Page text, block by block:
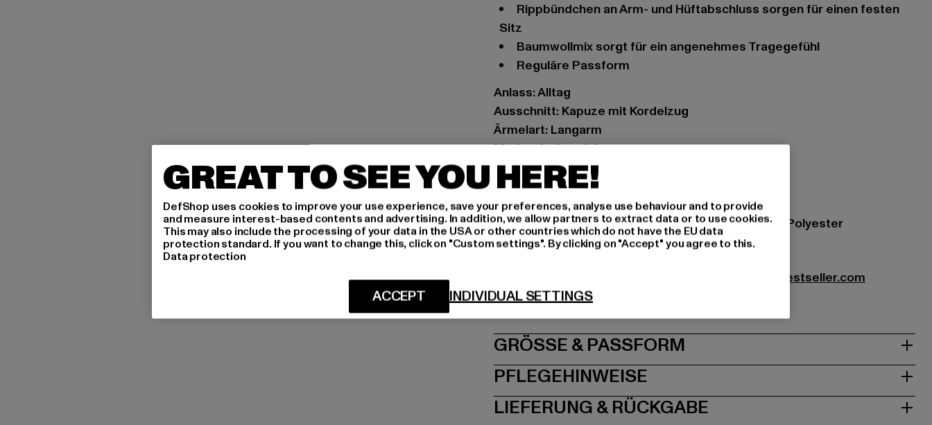
Rippbündchen an Arm- und Hüftabschluss sorgen für einen festen
Sitz
Baumwollmix sorgt für ein angenehmes Tragegefühl
Reguläre Passform
Anlass: Alltag
Ausschnitt: Kapuze mit Kordelzug
Ärmelart: Langarm
Marke: Jack and Jones
Kat.: Sweat & Fleece - Hoodies
Farbe: beige
Hersteller Farbe: beige
Materialzusammensetzung: 70% Baumwolle, 30% Polyester
Art.Nr: 12244773-00003
info@bestseller.com
Schöneberger Straße 15 | 10963 Berlin | DE
GRÖSSE & PASSFORM
PFLEGEHINWEISE
LIEFERUNG & RÜCKGABE
GREAT TO SEE YOU HERE!
DefShop uses cookies to improve your use experience, save your preferences, analyse use behaviour and to provide
and measure interest-based contents and advertising. In addition, we allow partners to extract data or to use cookies.
This may also include the processing of your data in the USA or other countries which do not have the EU data
protection standard. If you want to change this, click on "Custom settings". By clicking on "Accept" you agree to this.
Data protection
INDIVIDUAL SETTINGS
ACCEPT